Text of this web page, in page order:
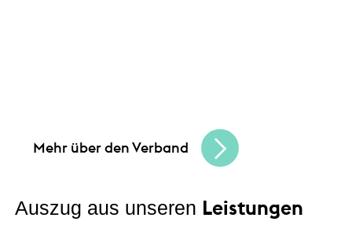
Mehr über den Verband
Auszug aus unseren Leistungen